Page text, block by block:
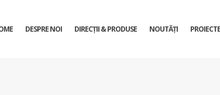
DESPRE NOI DIRECŢII & PRODUSE NOUTĂȚI PROIECTE